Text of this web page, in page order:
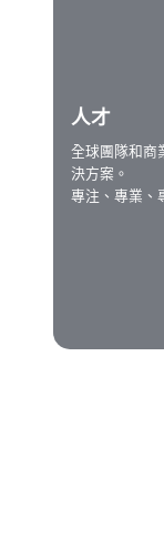
人才
全球團隊和商
決方案。
專注、專業、